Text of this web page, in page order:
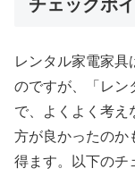
チェックポ
レンタル家電家具
のですが、「レン
で、よくよく考え
方が良かったのか
得ます。以下のチ